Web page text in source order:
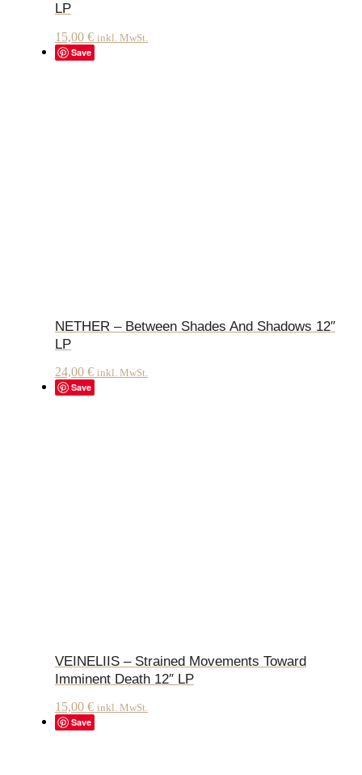
LP
15,00 € inkl. MwSt.
Save
NETHER – Between Shades And Shadows 12″
LP
24,00 € inkl. MwSt.
Save
VEINELIIS – Strained Movements Toward
Imminent Death 12″ LP
15,00 € inkl. MwSt.
Save